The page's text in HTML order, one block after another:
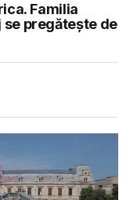
Familia
se pregătește de